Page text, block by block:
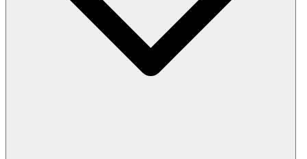
당신의 마음의 평화는 매우 중요합니다.
우리는 진정으로 몰입감 있는 게임 경험
은 절대적인 보안, 공정성, 존중의 환경에
서만 번성할 수 있다고 믿습니다. 우리는